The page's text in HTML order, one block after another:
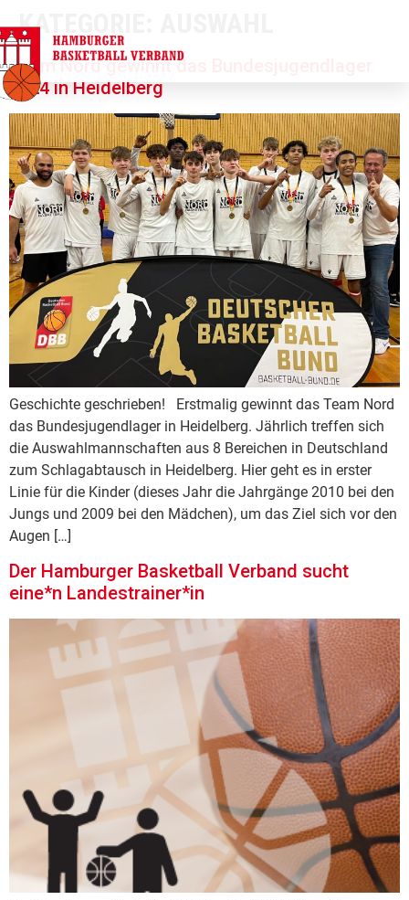
KATEGORIE:
Team Nord gewinnt das Bundesjugendlager
2024 in Heidelberg
Geschichte geschrieben! Erstmalig gewinnt das Team Nord
das Bundesjugendlager in Heidelberg. Jährlich treffen sich
die Auswahlmannschaften aus 8 Bereichen in Deutschland
zum Schlagabtausch in Heidelberg. Hier geht es in erster
Linie für die Kinder (dieses Jahr die Jahrgänge 2010 bei den
Jungs und 2009 bei den Mädchen), um das Ziel sich vor den
Augen […]
Der Hamburger Basketball Verband sucht
eine*n Landestrainer*in